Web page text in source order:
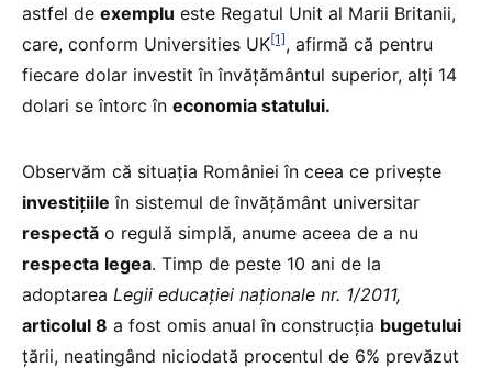
astfel de exemplu este Regatul Unit al Marii Britanii,
care, conform Universities UK[1], afirmă că pentru
fiecare dolar investit în învățământul superior, alți 14
dolari se întorc în economia statului.
Observăm că situația României în ceea ce privește
investițiile în sistemul de învățământ universitar
respectă o regulă simplă, anume aceea de a nu
respecta legea. Timp de peste 10 ani de la
adoptarea Legii educației naționale nr. 1/2011,
articolul 8 a fost omis anual în construcția bugetului
țării, neatingând niciodată procentul de 6% prevăzut